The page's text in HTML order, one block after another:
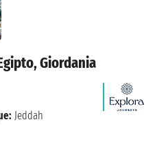
Giordania
Jeddah